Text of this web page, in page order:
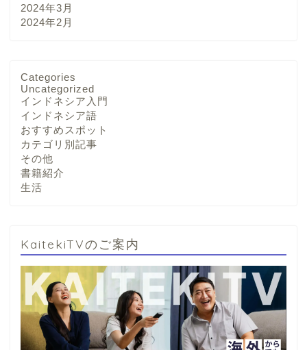
2024年3月
2024年2月
Categories
Uncategorized
インドネシア入門
インドネシア語
おすすめスポット
カテゴリ別記事
その他
書籍紹介
生活
KaitekiTVのご案内